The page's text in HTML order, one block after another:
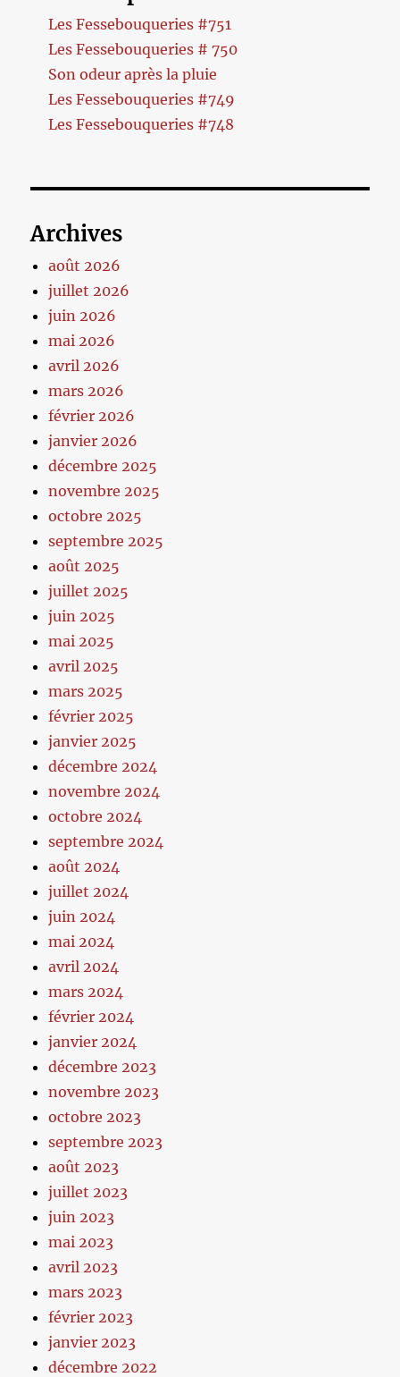
Les Fessebouqueries #751
Les Fessebouqueries # 750
Son odeur après la pluie
Les Fessebouqueries #749
Les Fessebouqueries #748
Archives
août 2026
juillet 2026
juin 2026
mai 2026
avril 2026
mars 2026
février 2026
janvier 2026
décembre 2025
novembre 2025
octobre 2025
septembre 2025
août 2025
juillet 2025
juin 2025
mai 2025
avril 2025
mars 2025
février 2025
janvier 2025
décembre 2024
novembre 2024
octobre 2024
septembre 2024
août 2024
juillet 2024
juin 2024
mai 2024
avril 2024
mars 2024
février 2024
janvier 2024
décembre 2023
novembre 2023
octobre 2023
septembre 2023
août 2023
juillet 2023
juin 2023
mai 2023
avril 2023
mars 2023
février 2023
janvier 2023
décembre 2022